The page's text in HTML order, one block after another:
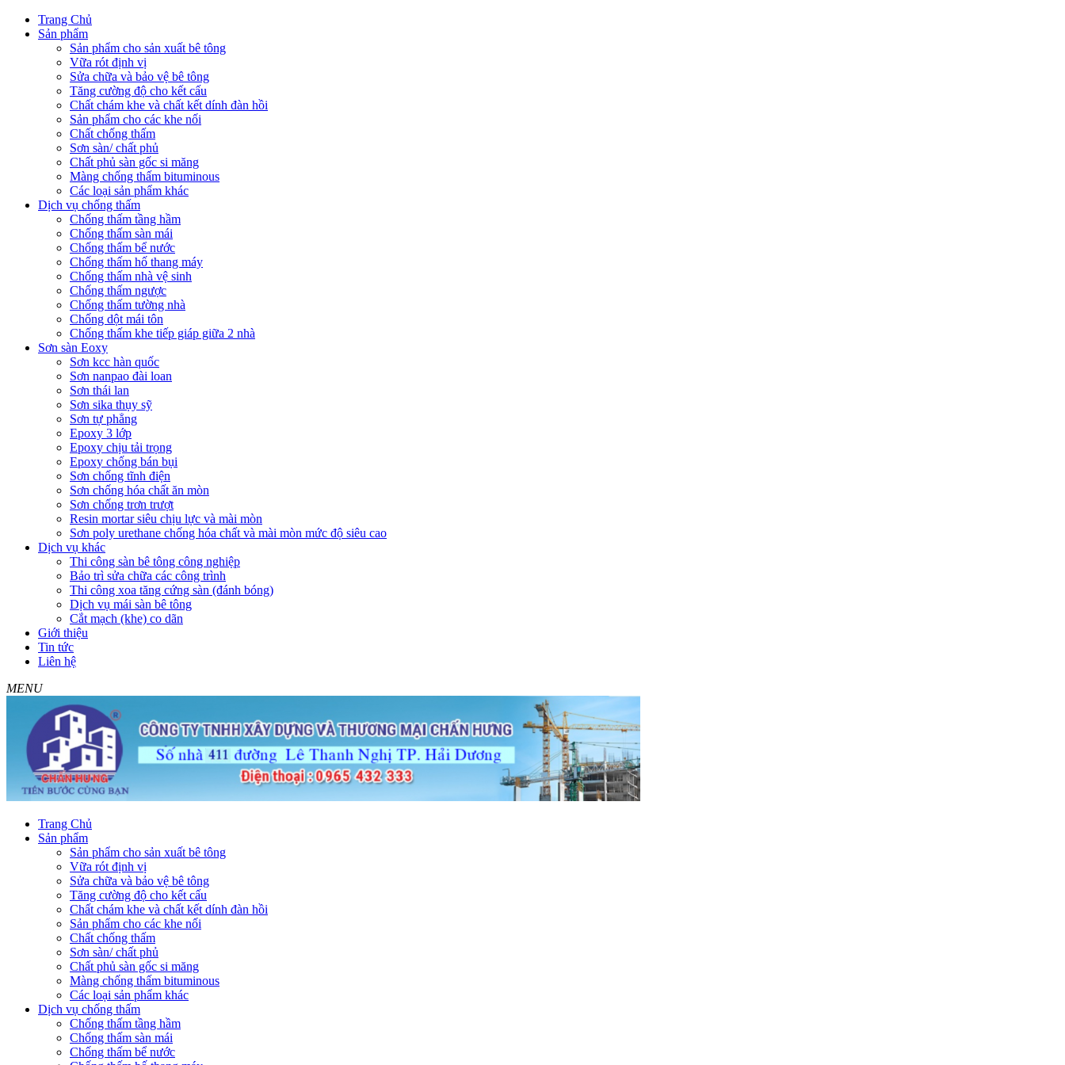
Trang Chủ
Sản phẩm
Sản phẩm cho sản xuất bê tông
Vữa rót định vị
Sửa chữa và bảo vệ bê tông
Tăng cường độ cho kết cấu
Chất chám khe và chất kết dính đàn hồi
Sản phẩm cho các khe nối
Chất chống thấm
Sơn sàn/ chất phủ
Chất phủ sàn gốc si măng
Màng chống thấm bituminous
Các loại sản phẩm khác
Dịch vụ chống thấm
Chống thấm tầng hầm
Chống thấm sàn mái
Chống thấm bể nước
Chống thấm hố thang máy
Chống thấm nhà vệ sinh
Chống thấm ngược
Chống thấm tường nhà
Chống dột mái tôn
Chống thấm khe tiếp giáp giữa 2 nhà
Sơn sàn Eoxy
Sơn kcc hàn quốc
Sơn nanpao đài loan
Sơn thái lan
Sơn sika thụy sỹ
Sơn tự phẳng
Epoxy 3 lớp
Epoxy chịu tải trọng
Epoxy chống bán bụi
Sơn chống tĩnh điện
Sơn chống hóa chất ăn mòn
Sơn chống trơn trượt
Resin mortar siêu chịu lực và mài mòn
Sơn poly urethane chống hóa chất và mài mòn mức độ siêu cao
Dịch vụ khác
Thi công sàn bê tông công nghiệp
Bảo trì sửa chữa các công trình
Thi công xoa tăng cứng sàn (đánh bóng)
Dịch vụ mái sàn bê tông
Cắt mạch (khe) co dãn
Giới thiệu
Tin tức
Liên hệ
MENU
Trang Chủ
Sản phẩm
Sản phẩm cho sản xuất bê tông
Vữa rót định vị
Sửa chữa và bảo vệ bê tông
Tăng cường độ cho kết cấu
Chất chám khe và chất kết dính đàn hồi
Sản phẩm cho các khe nối
Chất chống thấm
Sơn sàn/ chất phủ
Chất phủ sàn gốc si măng
Màng chống thấm bituminous
Các loại sản phẩm khác
Dịch vụ chống thấm
Chống thấm tầng hầm
Chống thấm sàn mái
Chống thấm bể nước